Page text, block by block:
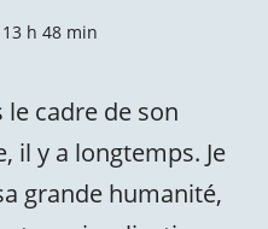
h 48 min
le cadre de son
il y a longtemps. Je
grande humanité,